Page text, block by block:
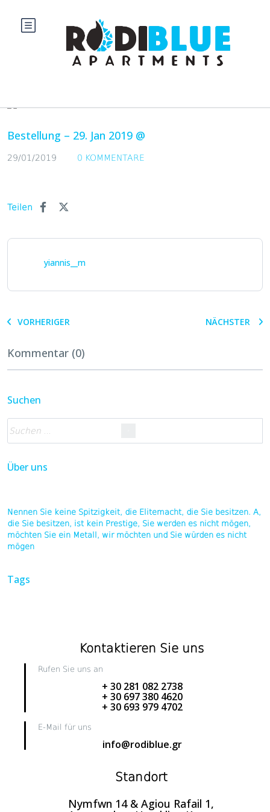
Bestellung – 29. Jan 2019 @
29/01/2019 0 KOMMENTARE
Teilen
yiannis__m
VORHERIGER NÄCHSTER
Kommentar (0)
Suchen
Über uns
Nennen Sie keine Spitzigkeit, die Elitemacht, die Sie besitzen. A,
die Sie besitzen, ist kein Prestige, Sie werden es nicht mögen,
möchten Sie ein Metall, wir möchten und Sie würden es nicht
mögen
Tags
Kontaktieren Sie uns
Rufen Sie uns an
+ 30 281 082 2738
+ 30 697 380 4620
+ 30 693 979 4702
E-Mail für uns
info@rodiblue.gr
Standort
Nymfwn 14 & Agiou Rafail 1,